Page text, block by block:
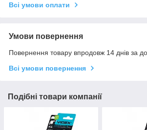
Всі умови оплати
Умови повернення
Повернення товару впродовж 14 днів за
Всі умови повернення
Подібні товари компанії